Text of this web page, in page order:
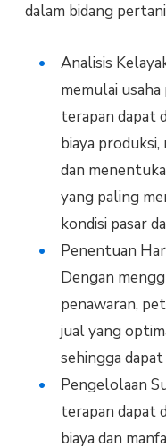
dalam bidang
Analisis
memulai
terapan dapat
biaya
dan
yang paling
kondisi pasar
Penentuan
Dengan
penawaran,
jual yang
sehingga
Pengelolaan
terapan dapat
biaya dan